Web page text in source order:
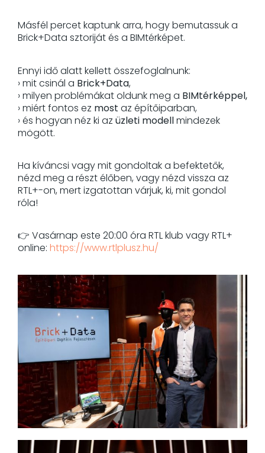
Másfél percet kaptunk arra, hogy bemutassuk a
Brick+Data sztoriját és a BIMtérképet.
Ennyi idő alatt kellett összefoglalnunk:
› mit csinál a Brick+Data,
› milyen problémákat oldunk meg a BIMtérképpel,
› miért fontos ez most az építőiparban,
› és hogyan néz ki az üzleti modellmindezek
mögött.
Ha kíváncsi vagy mit gondoltak a befektetők,
nézd meg a részt élőben, vagy nézd vissza az
RTL+-on, mert izgatottan várjuk, ki, mit gondol
róla!
👉 Vasárnap este 20:00 óra RTL klub vagy RTL+
online: https://www.rtlplusz.hu/